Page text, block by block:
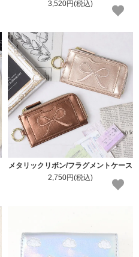
3,520円(税込)
メタリックリボン/フラグメントケース
2,750円(税込)